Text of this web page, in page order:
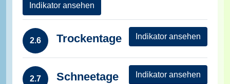
Indikator ansehen
2.6 Trockentage Indikator ansehen
2.7 Schneetage Indikator ansehen